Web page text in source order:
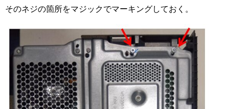
そのネジの箇所をマジックでマーキングしておく。